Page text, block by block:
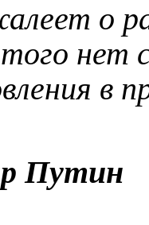
о
нет
в
Путин